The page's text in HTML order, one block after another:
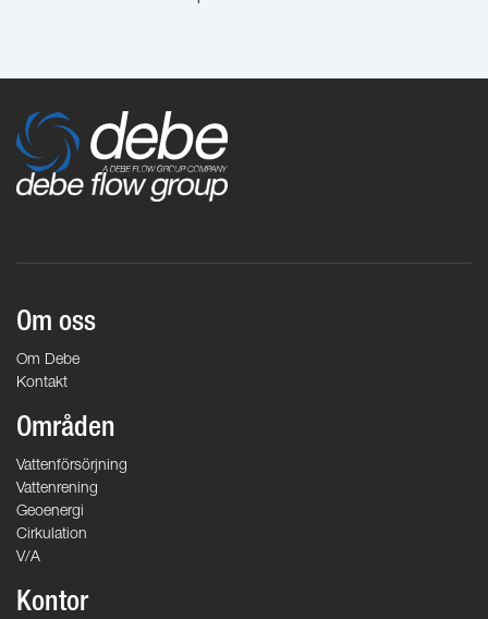
Om oss
Om Debe
Kontakt
Områden
Vattenförsörjning
Vattenrening
Geoenergi
Cirkulation
V/A
Kontor